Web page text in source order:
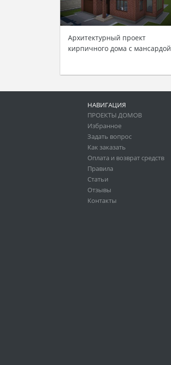
Архитектурный проект
кирпичного дома с мансардой
НАВИГАЦИЯ
ПРОЕКТЫ ДОМОВ
Избранное
Задать вопрос
Как заказать
Оплата и возврат средств
Правила
Статьи
Отзывы
Контакты